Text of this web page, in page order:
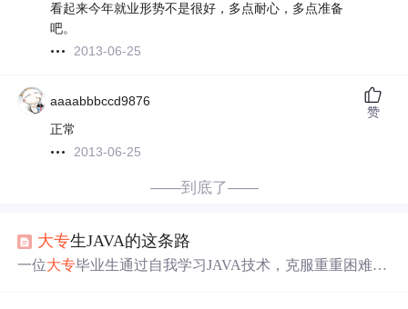
看起来今年就业形势不是很好，多点耐心，多点准备
吧。
2013-06-25
aaaabbbccd9876
正常
2013-06-25
赞
——到底了——
大专生JAVA的这条路
一位大专毕业生通过自我学习JAVA技术，克服重重困难，